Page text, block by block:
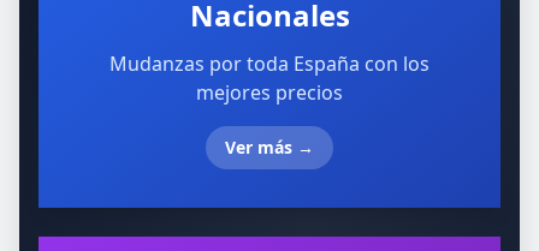
Nacionales
Mudanzas por toda España con los
mejores precios
Ver más →